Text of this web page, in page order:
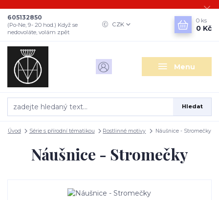
Menu
CZK
Hledat
605132850
(Po-Ne, 9- 20 hod.) Když se
nedovoláte, volám zpět
0 ks
0 Kč
Úvod Série s přírodní tématikou Rostlinné motivy Náušnice - Stromečky
Náušnice - Stromečky